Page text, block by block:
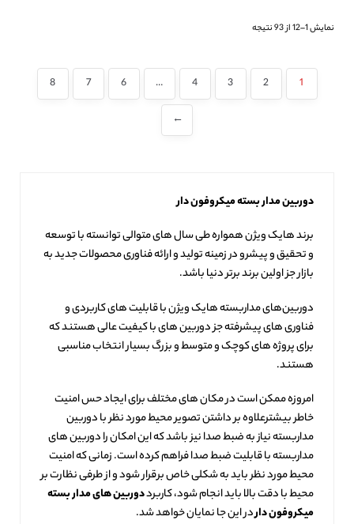
نمایش 1–12 از 93 نتیجه
1
2
3
4
…
6
7
8
←
دوربین مدار بسته میکروفون دار
برند هایک ویژن همواره طی سال های متوالی توانسته با توسعه
و تحقیق و پیشرو در زمینه تولید و ارائه فناوری محصولات جدید به
بازار جز اولین برند برتر دنیا باشد.
دوربین‌های مداربسته هایک ویژن با قابلیت های کاربردی و
فناوری های پیشرفته جز دوربین های با کیفیت عالی هستند که
برای پروژه های کوچک و متوسط و بزرگ بسیار انتخاب مناسبی
هستند.
امروزه ممکن است در مکان های مختلف برای ایجاد حس امنیت
خاطر بیشترعلاوه بر داشتن تصویر محیط مورد نظر با دوربین
مداربسته نیاز به ضبط صدا نیز باشد که این امکان را دوربین های
مداربسته با قابلیت ضبط صدا فراهم کرده است. زمانی که امنیت
محیط مورد نظر باید به شکلی خاص برقرار شود و از طرفی نظارت بر
محیط با دقت بالا باید انجام شود، کاربرددوربین های مدار بسته
میکروفون داردر این جا نمایان خواهد شد.